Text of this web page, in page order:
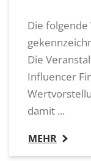
Die
Die
Influencer
damit ...
MEHR